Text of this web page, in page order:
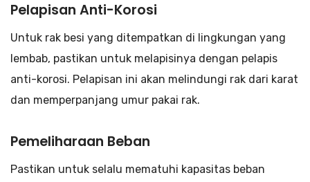
Pelapisan Anti-Korosi
Untuk rak besi yang ditempatkan di lingkungan yang
lembab, pastikan untuk melapisinya dengan pelapis
anti-korosi. Pelapisan ini akan melindungi rak dari karat
dan memperpanjang umur pakai rak.
Pemeliharaan Beban
Pastikan untuk selalu mematuhi kapasitas beban